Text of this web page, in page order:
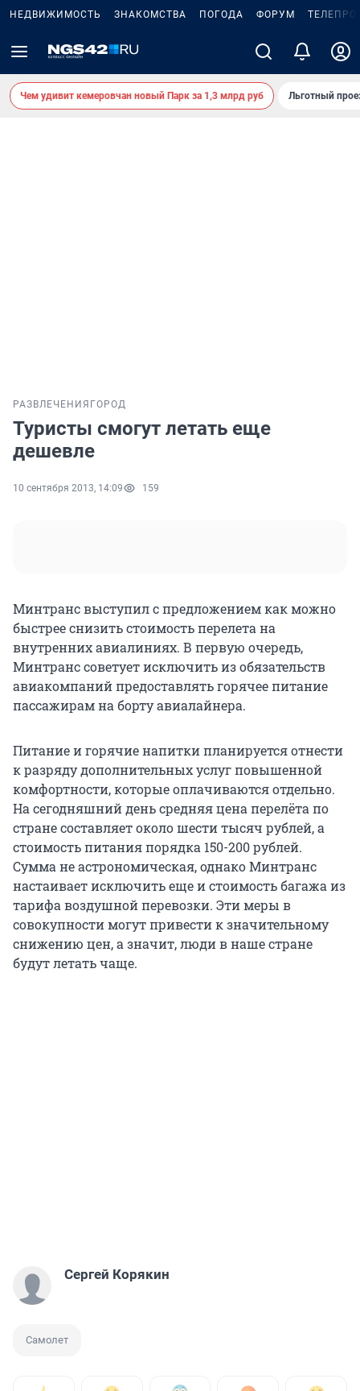
НЕДВИЖИМОСТЬ ЗНАКОМСТВА ПОГОДА ФОРУМ
Чем удивит кемеровчан новый Парк за 1,3 млрд руб Льготный
РАЗВЛЕЧЕНИЯ ГОРОД
Туристы смогут летать еще
дешевле
10 сентября 2013, 14:09 159
Минтранс выступил с предложением как можно
быстрее снизить стоимость перелета на
внутренних авиалиниях. В первую очередь,
Минтранс советует исключить из обязательств
авиакомпаний предоставлять горячее питание
пассажирам на борту авиалайнера.
Питание и горячие напитки планируется отнести
к разряду дополнительных услуг повышенной
комфортности, которые оплачиваются отдельно.
На сегодняшний день средняя цена перелёта по
стране составляет около шести тысяч рублей, а
стоимость питания порядка 150-200 рублей.
Сумма не астрономическая, однако Минтранс
настаивает исключить еще и стоимость багажа из
тарифа воздушной перевозки. Эти меры в
совокупности могут привести к значительному
снижению цен, а значит, люди в наше стране
будут летать чаще.
Сергей Корякин
Самолет